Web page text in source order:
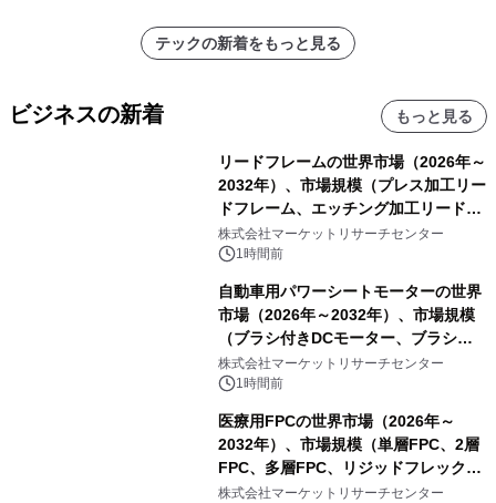
テックの新着をもっと見る
ビジネスの新着 もっと見る
リードフレームの世界市場（2026年～
2032年）、市場規模（プレス加工リー
ドフレーム、エッチング加工リードフ
レーム）・分析レポートを発表
株式会社マーケットリサーチセンター
1時間前
自動車用パワーシートモーターの世界
市場（2026年～2032年）、市場規模
（ブラシ付きDCモーター、ブラシレ
スDCモーター）・分析レポートを発
表
株式会社マーケットリサーチセンター
1時間前
医療用FPCの世界市場（2026年～
2032年）、市場規模（単層FPC、2層
FPC、多層FPC、リジッドフレックス
PCB）・分析レポートを発表
株式会社マーケットリサーチセンター